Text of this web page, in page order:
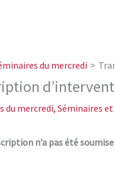
du mercredi
du mercredi, Séminaires
n’a pas été